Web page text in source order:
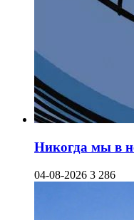
Никогда мы в
04-08-2026 3 286